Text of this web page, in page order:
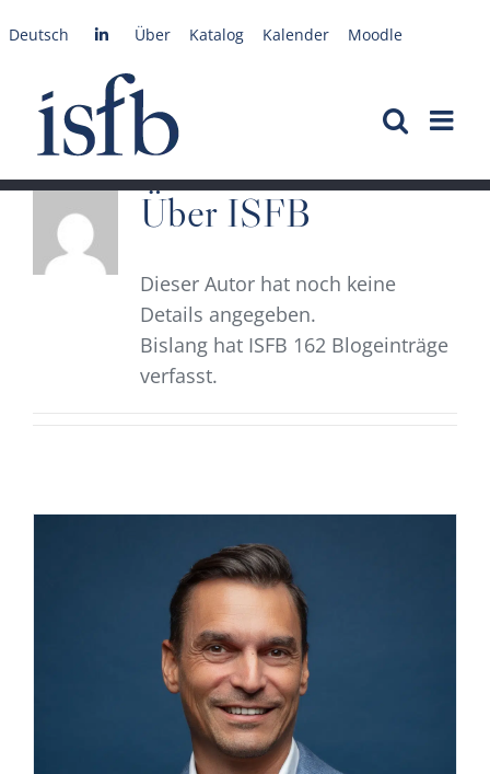
Inhalt
Deutsch Über Katalog Kalender Moodle
ÜberISFB
Dieser Autor hat noch keine
Details angegeben.
Bislang hat ISFB 162 Blogeinträge
verfasst.